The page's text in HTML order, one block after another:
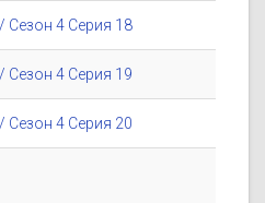
Сезон 4 Серия 18
Сезон 4 Серия 19
Сезон 4 Серия 20